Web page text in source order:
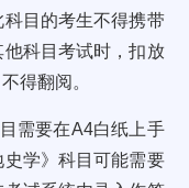
目的考生不得携带
科目考试时，扣放
得翻阅。
需要在A4白纸上手
学》科目可能需要